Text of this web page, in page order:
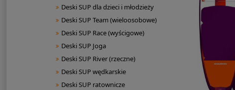
Deski SUP dla dzieci i młodzieży
Deski SUP Team (wieloosobowe)
Deski SUP Race (wyścigowe)
Deski SUP Joga
Deski SUP River (rzeczne)
Deski SUP wędkarskie
Deski SUP ratownicze